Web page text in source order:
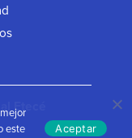
Etecé
este
Aceptar